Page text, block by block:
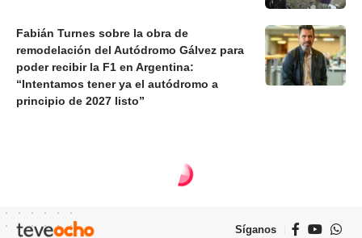
Fabián Turnes sobre la obra de
remodelación del Autódromo Gálvez para
poder recibir la F1 en Argentina:
“Intentamos tener ya el autódromo a
principio de 2027 listo”
Síganos